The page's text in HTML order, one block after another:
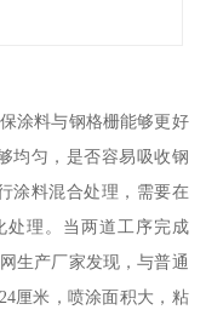
涂料与钢格栅能够更好
均匀，是否容易吸收钢
涂料混合处理，需要在
理。当两道工序完成
生产厂家发现，与普通
厘米，喷涂面积大，粘